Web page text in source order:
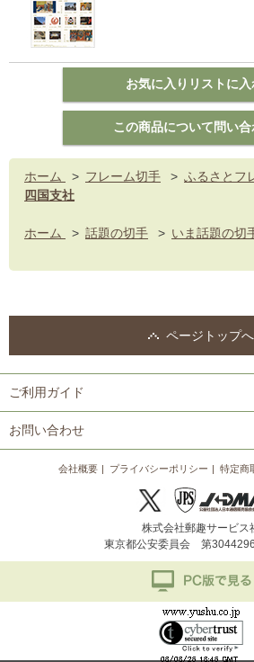
ホーム > フレーム切手 > ふるさとフ
四国支社
ホーム > 話題の切手 > いま話題の切
ページトップへ
ご利用ガイド
お問い合わせ
会社概要 プライバシーポリシー 特定商
株式会社郵趣サービス
東京都公安委員会 第